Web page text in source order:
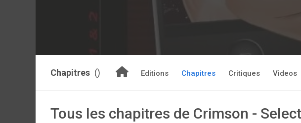
Chapitres () Editions Chapitres Critiques Videos
Tous les chapitres de Crimson -